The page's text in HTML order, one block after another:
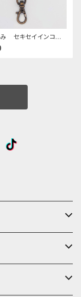
み セキセイインコ
ルー キャメル CA
せいいんこ